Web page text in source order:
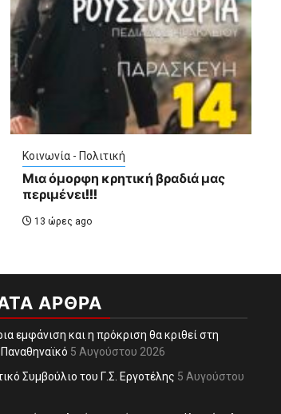
Κοινωνία - Πολιτική
Μια όμορφη κρητική βραδιά μας
περιμένει!!!
13 ώρες ago
ΆΡΘΡΑ
εμφάνιση και η πρόκριση θα κριθεί στη
5 Αυγούστου 2026
Συμβούλιο του Γ.Σ. Εργοτέλης 5 Αυγούστου